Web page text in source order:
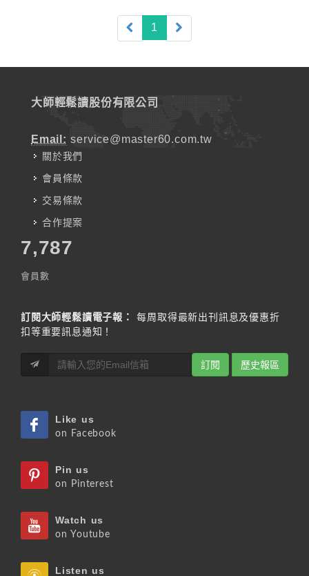
1 (current)
大師輕鬆讀股份有限公司
Email: service@master60.com.tw
關於我們
會員條款
交易條款
合作提案
7,787
會員數
訂閱大師輕鬆讀電子報：
每周取得最新出刊訊息及優惠折
扣等重要訊息通知！
訂閱 歷史報區
Like us
on Facebook
Pin us
on Pinterest
Watch us
on Youtube
Listen us